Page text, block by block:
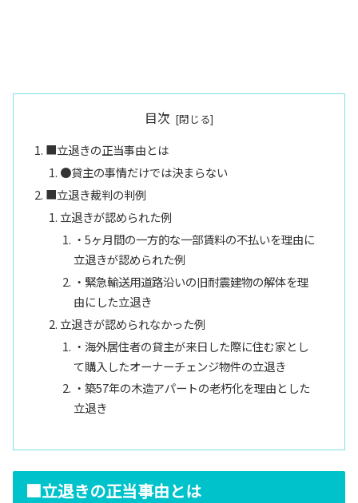
目次
■立退きの正当事由とは
●貸主の事情だけでは決まらない
■立退き裁判の判例
立退きが認められた例
・5ヶ月間の一方的な一部賃料の不払いを理由に
立退きが認められた例
・緊急輸送用道路沿いの旧耐震建物の解体を理
由にした立退き
立退きが認められなかった例
・海外居住者の貸主が来日した際に住む家とし
て購入したオーナーチェンジ物件の立退き
・築57年の木造アパートの老朽化を理由とした
立退き
■立退きの正当事由とは